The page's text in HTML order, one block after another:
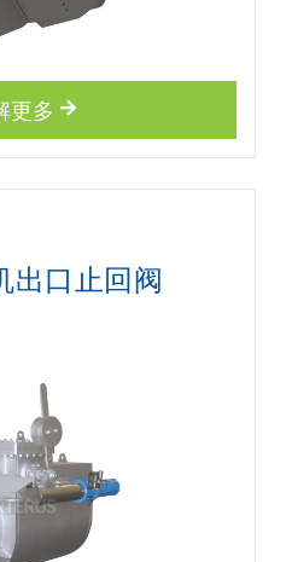
更多
出口止回阀